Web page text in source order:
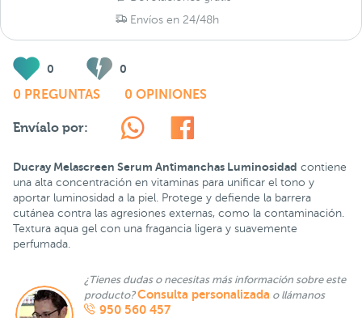
Envíos en 24/48h
0 0
0 PREGUNTAS 0 OPINIONES
Envíalo por:
Ducray Melascreen Serum Antimanchas Luminosidad contiene
una alta concentración en vitaminas para unificar el tono y
aportar luminosidad a la piel. Protege y defiende la barrera
cutánea contra las agresiones externas, como la contaminación.
Textura aqua gel con una fragancia ligera y suavemente
perfumada.
¿Tienes dudas o necesitas más información sobre este
producto?Consulta personalizada o llámanos
950 560 457